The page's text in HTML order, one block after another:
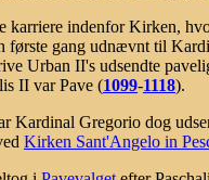
karriere indenfor Kirken,
første gang udnævnt til
Urban II's udsendte
II var Pave (1099-1118).
Kardinal Gregorio dog
Kirken Sant'Angelo in